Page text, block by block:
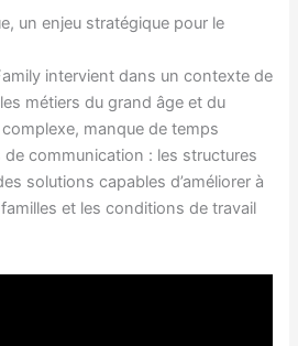
un enjeu stratégique pour le
intervient dans un contexte de
métiers du grand âge et du
manque de temps
communication : les structures
solutions capables d’améliorer à
et les conditions de travail